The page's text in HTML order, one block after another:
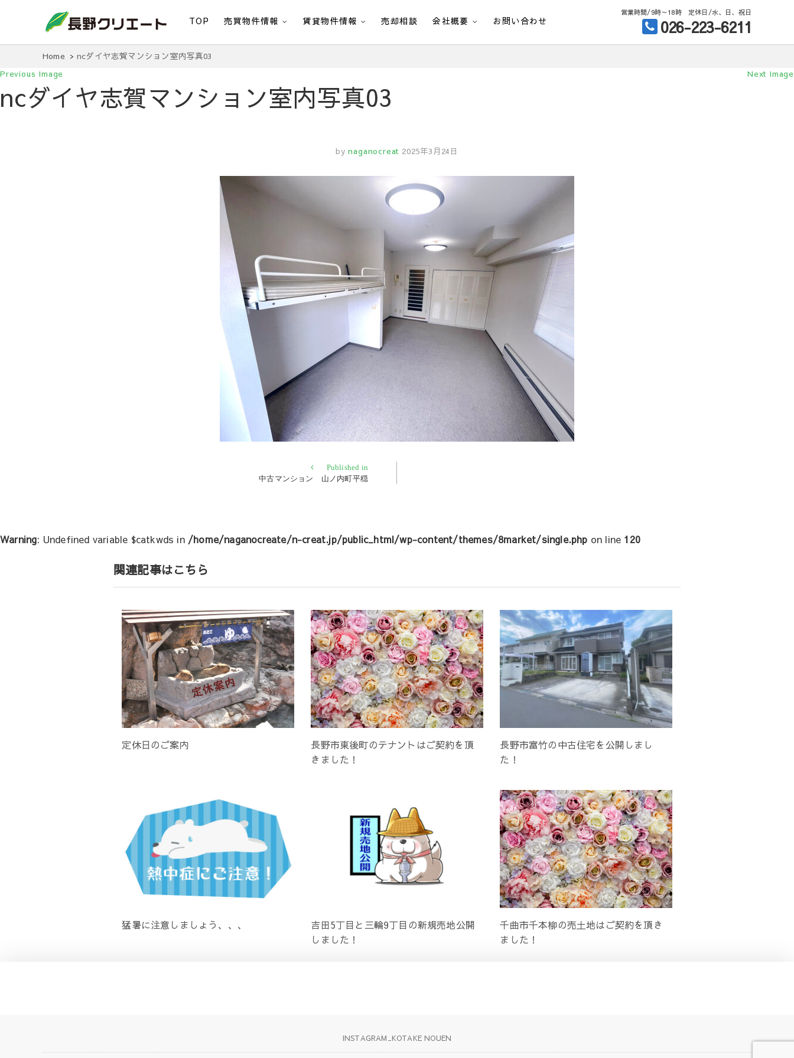
長野クリエート
TOP 売買物件情報 賃貸物件情報 売却相談 会社概要 お問い合わせ
営業時間/9時～18時 定休日/水、日、祝日
026-223-6211
Home ncダイヤ志賀マンション室内写真03
Previous Image Next Image
ncダイヤ志賀マンション室内写真03
by naganocreat 2025年3月24日
ー
ョ
ン
Published in
中古マンション 山ノ内町平穏
Warning: Undefined variable $catkwds in /home/naganocreate/n-creat.jp/public_html/wp-content/themes/8market/single.php on line 120
関連記事はこちら
定休日のご案内
長野市東後町のテナントはご契約を頂
きました！
長野市富竹の中古住宅を公開しまし
た！
猛暑に注意しましょう、、、
吉田5丁目と三輪9丁目の新規売地公開
しました！
千曲市千本柳の売土地はご契約を頂き
ました！
INSTAGRAM_KOTAKE NOUEN